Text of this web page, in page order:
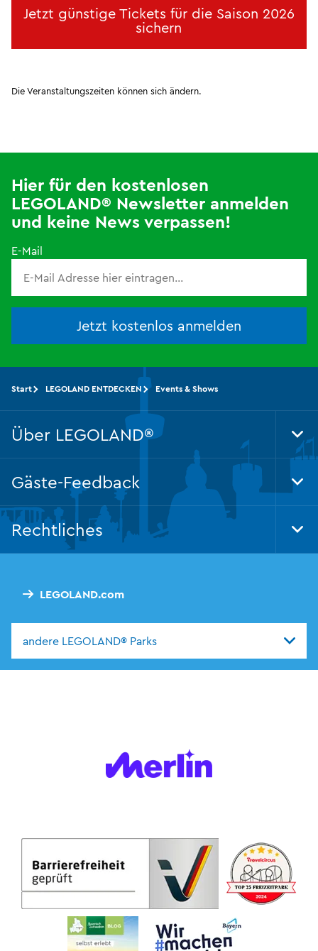
Jetzt günstige Tickets für die Saison 2026
sichern
Die Veranstaltungszeiten können sich ändern.
Hier für den kostenlosen
LEGOLAND® Newsletter anmelden
und keine News verpassen!
E-Mail
Jetzt kostenlos anmelden
LEGOLAND.com
andere LEGOLAND® Parks
Start LEGOLAND ENTDECKEN Events & Shows
Über LEGOLAND®
Gäste-Feedback
Rechtliches